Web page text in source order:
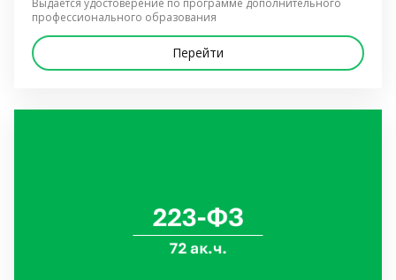
Выдается удостоверение по программе дополнительного
профессионального образования
Перейти